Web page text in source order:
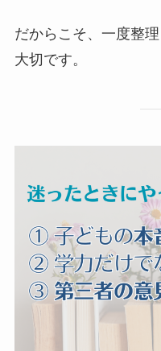
だからこそ、一度整
大切です。